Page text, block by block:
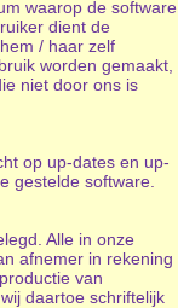
waarop de software
dient de
/ haar zelf
worden gemaakt,
niet door ons is
op up-dates en up-
gestelde software.
Alle in onze
afnemer in rekening
van
daartoe schriftelijk